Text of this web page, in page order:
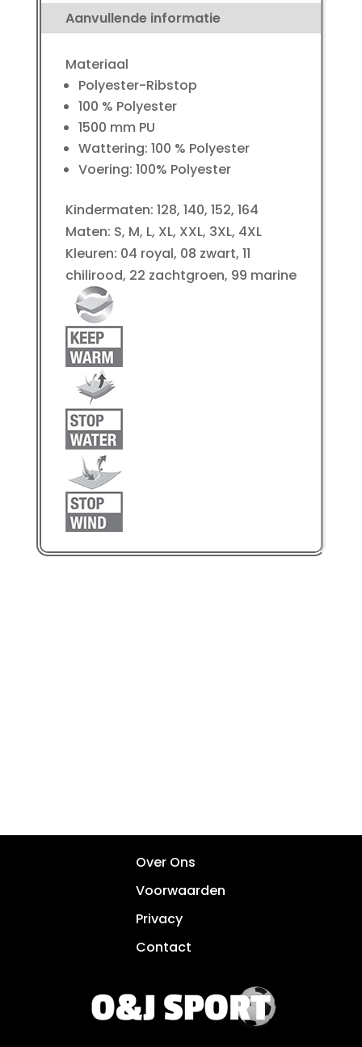
Aanvullende informatie
Materiaal
Polyester-Ribstop
100 % Polyester
1500 mm PU
Wattering: 100 % Polyester
Voering: 100% Polyester
Kindermaten: 128, 140, 152, 164
Maten: S, M, L, XL, XXL, 3XL, 4XL
Kleuren: 04 royal, 08 zwart, 11
chilirood, 22 zachtgroen, 99 marine
Over Ons
Voorwaarden
Privacy
Contact